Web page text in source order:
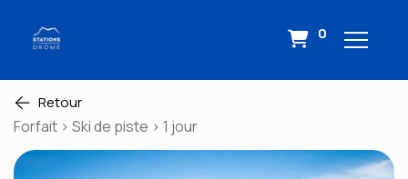
0
Retour
Forfait > Ski de piste > 1 jour